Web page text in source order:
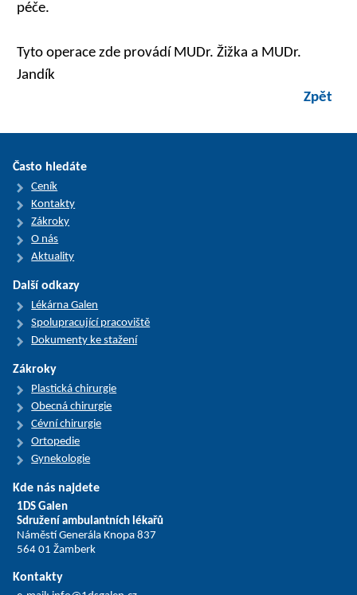
péče.
Tyto operace zde provádí MUDr. Žižka a MUDr.
Jandík
Zpět
Často hledáte
Ceník
Kontakty
Zákroky
O nás
Aktuality
Další odkazy
Lékárna Galen
Spolupracující pracoviště
Dokumenty ke stažení
Zákroky
Plastická chirurgie
Obecná chirurgie
Cévní chirurgie
Ortopedie
Gynekologie
Kde nás najdete
1DS Galen
Sdružení ambulantních lékařů
Náměstí Generála Knopa 837
564 01 Žamberk
Kontakty